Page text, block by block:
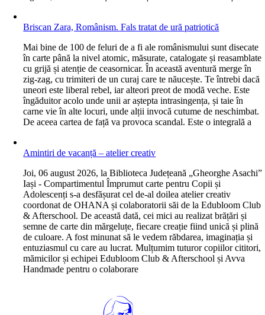
Briscan Zara, Românism. Fals tratat de ură patriotică
Mai bine de 100 de feluri de a fi ale românismului sunt disecate
în carte până la nivel atomic, măsurate, catalogate și reasamblate
cu grijă și atenție de ceasornicar. În această aventură merge în
zig-zag, cu trimiteri de un curaj care te năucește. Te întrebi dacă
uneori este liberal rebel, iar alteori preot de modă veche. Este
îngăduitor acolo unde unii ar aștepta intrasingența, și taie în
carne vie în alte locuri, unde alții invocă cutume de neschimbat.
De aceea cartea de față va provoca scandal. Este o integrală a
Amintiri de vacanță – atelier creativ
Joi, 06 august 2026, la Biblioteca Județeană „Gheorghe Asachi”
Iași - Compartimentul Împrumut carte pentru Copii și
Adolescenți s-a desfășurat cel de-al doilea atelier creativ
coordonat de OHANA și colaboratorii săi de la Edubloom Club
& Afterschool. De această dată, cei mici au realizat brățări și
semne de carte din mărgeluțe, fiecare creație fiind unică și plină
de culoare. A fost minunat să le vedem răbdarea, imaginația și
entuziasmul cu care au lucrat. Mulțumim tuturor copiilor cititori,
mămicilor și echipei Edubloom Club & Afterschool și Avva
Handmade pentru o colaborare